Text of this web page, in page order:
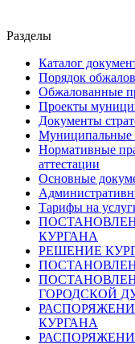
Разделы
Каталог
Порядок
Обжалованные
Проекты
Документы
Муниципальные
Нормативные
аттестации
Основные
Тарифы на
КУРГАНА
РЕШЕНИЕ
ГОРОДСКОЙ
КУРГАНА